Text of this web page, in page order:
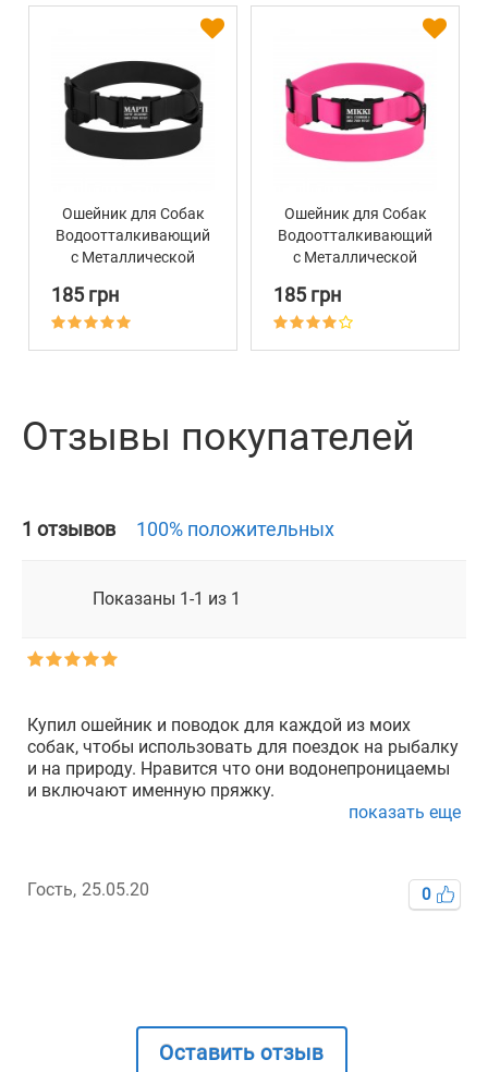
Ошейник для Собак
Водоотталкивающий
с Металлической
Active Черный
185 грн
Ошейник для Собак
Водоотталкивающий
с Металлической
Active Розовый
185 грн
Отзывы покупателей
1 отзывов 100% положительных
Показаны 1-1 из 1
Купил ошейник и поводок для каждой из моих
собак, чтобы использовать для поездок на рыбалку
и на природу. Нравится что они водонепроницаемы
и включают именную пряжку.
показать еще
Гость, 25.05.20 0
Оставить отзыв